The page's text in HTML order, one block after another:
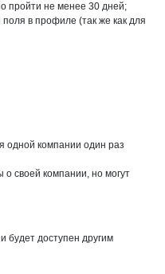
пройти не менее 30 дней;
в профиле (так же как для
одной компании один раз
о своей компании, но могут
будет доступен другим